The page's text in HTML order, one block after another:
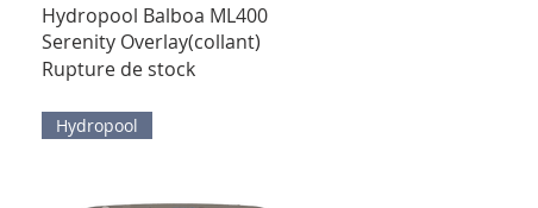
Aperçu rapide
Hydropool Balboa ML400
Serenity Overlay(collant)
Rupture de stock
Hydropool